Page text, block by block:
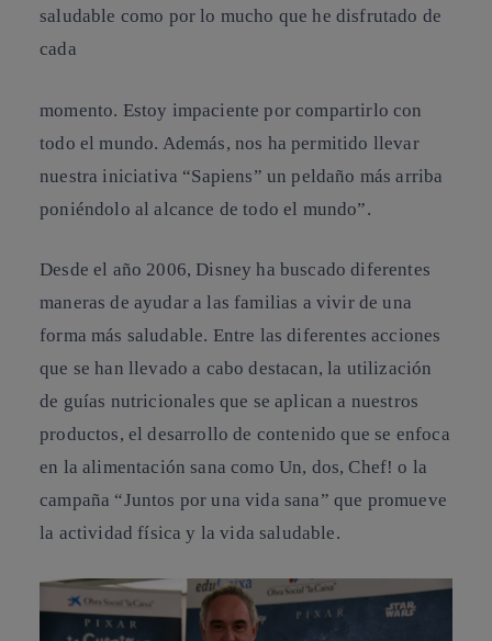
saludable como por lo mucho que he disfrutado de
cada
momento. Estoy impaciente por compartirlo con
todo el mundo. Además, nos ha permitido llevar
nuestra iniciativa “Sapiens” un peldaño más arriba
poniéndolo al alcance de todo el mundo”.
Desde el año 2006, Disney ha buscado diferentes
maneras de ayudar a las familias a vivir de una
forma más saludable. Entre las diferentes acciones
que se han llevado a cabo destacan, la utilización
de guías nutricionales que se aplican a nuestros
productos, el desarrollo de contenido que se enfoca
en la alimentación sana como Un, dos, Chef! o la
campaña “Juntos por una vida sana” que promueve
la actividad física y la vida saludable.